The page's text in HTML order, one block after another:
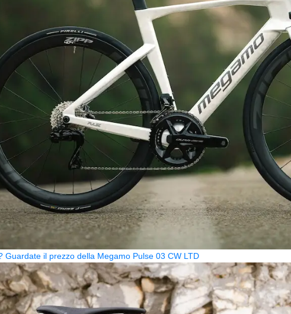
Guardate il prezzo della Megamo Pulse 03 CW LTD